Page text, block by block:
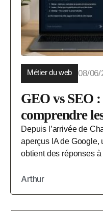
Métier du web 08/06/
GEO vs SEO
comprendre
Depuis l’arrivée de
aperçus IA de Google,
obtient des réponses à
Arthur